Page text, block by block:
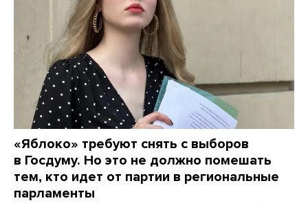
«Яблоко» требуют снять с выборов
в Госдуму. Но это не должно помешать
тем, кто идет от партии в региональные
парламенты